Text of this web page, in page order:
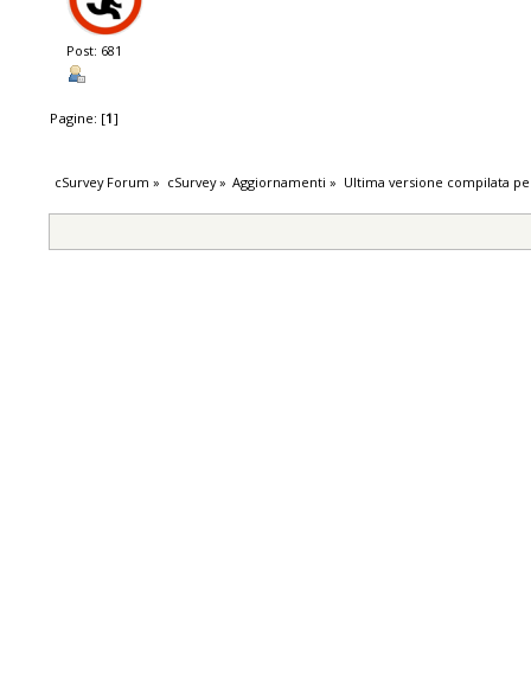
Post: 681
Pagine: [1]
cSurvey Forum » cSurvey» Aggiornamenti » Ultima versione compilata